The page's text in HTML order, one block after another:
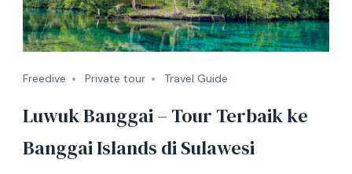
Freedive Private tour Travel Guide
Luwuk Banggai – Tour Terbaik ke
Banggai Islands di Sulawesi